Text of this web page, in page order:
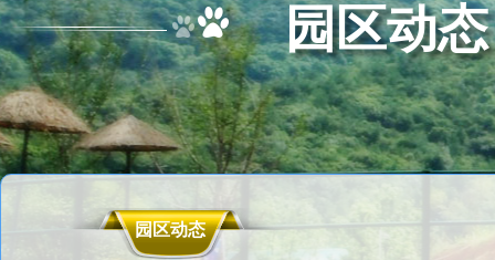
园区动态
园区动态